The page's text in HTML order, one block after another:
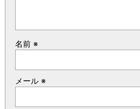
名前 ※
メール ※